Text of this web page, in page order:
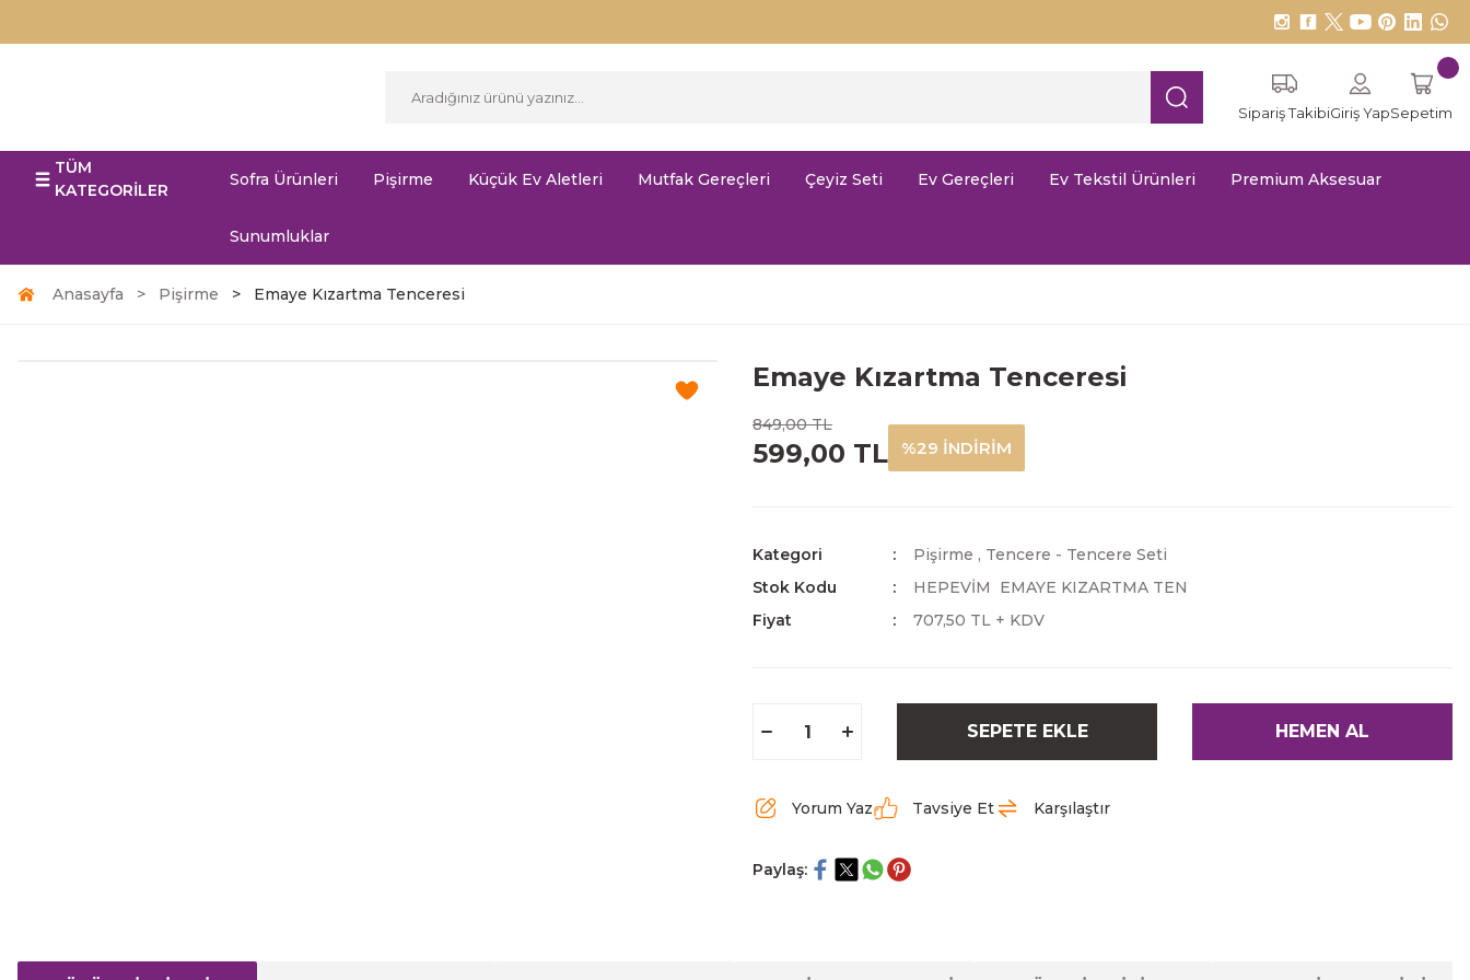
Sipariş TakibiGiriş YapSepetim
TÜM
KATEGORİLER
Sofra Ürünleri Pişirme Küçük Ev Aletleri Mutfak Gereçleri Çeyiz Seti Ev Gereçleri Ev Tekstil Ürünleri Premium Aksesuar
Sunumluklar
Anasayfa Pişirme Emaye Kızartma Tenceresi
Emaye Kızartma Tenceresi
849,00 TL
599,00 TL %29 İNDİRİM
Kategori Pişirme , Tencere - Tencere Seti
Stok Kodu
HEPEVİM EMAYE KIZARTMA TEN
Fiyat
707,50 TL + KDV
SEPETE EKLE HEMEN AL
Yorum Yaz Tavsiye Et Karşılaştır
Paylaş: